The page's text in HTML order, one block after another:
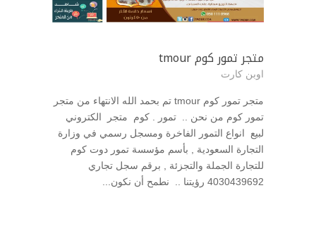
متجر تمور كوم tmour
اوبن كارت
متجر تمور كوم tmour تم بحمد الله الانتهاء من متجر
تمور كوم من نحن .. تمور . كوم متجر الكتروني
لبيع انواع التمور الفاخرة ومسجل رسمي في وزارة
التجارة السعودية , بأسم مؤسسة تمور دوت كوم
للتجارة الجملة والتجزئة , برقم سجل تجاري
4030439692 رؤيتنا .. نطمح أن نكون...